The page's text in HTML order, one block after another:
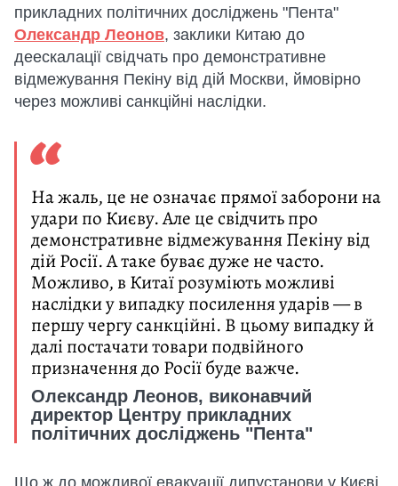
прикладних політичних досліджень "Пента"
Олександр Леонов, заклики Китаю до
деескалації свідчать про демонстративне
відмежування Пекіну від дій Москви, ймовірно
через можливі санкційні наслідки.
На жаль, це не означає прямої заборони на
удари по Києву. Але це свідчить про
демонстративне відмежування Пекіну від
дій Росії. А таке буває дуже не часто.
Можливо, в Китаї розуміють можливі
наслідки у випадку посилення ударів — в
першу чергу санкційні. В цьому випадку й
далі постачати товари подвійного
призначення до Росії буде важче.
Олександр Леонов, виконавчий
директор Центру прикладних
політичних досліджень "Пента"
Що ж до можливої евакуації дипустанови у Києві,